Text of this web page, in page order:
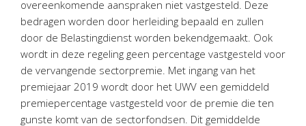
Twinfield – Boekhouden
BaseCone – Facturen
Visionplanner – Rapportage
Klantenportaal – Online dossiers
Online Salaris – Salarissen
Nextens-Accorderen aangiften
overeenkomende aanspraken niet vastgesteld. Deze
bedragen worden door herleiding bepaald en zullen
door de Belastingdienst worden bekendgemaakt. Ook
wordt in deze regeling geen percentage vastgesteld voor
de vervangende sectorpremie. Met ingang van het
premiejaar 2019 wordt door het UWV een gemiddeld
premiepercentage vastgesteld voor de premie die ten
gunste komt van de sectorfondsen. Dit gemiddelde